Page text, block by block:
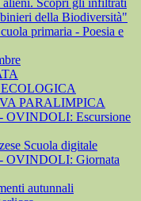
Scopri gli infiltrati
della Biodiversità"
primaria - Poesia e
PARALIMPICA
Escursione
Scuola digitale
OVINDOLI: Giornata
autunnali